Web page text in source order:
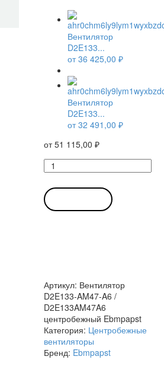
Вентилятор
D2E133...
от36 425,00 ₽
Вентилятор
D2E133...
от32 491,00 ₽
от51 115,00 ₽
Количество
товара
Вентилятор
D2E133-
AM47-
Артикул: Вентилятор
D2E133-AM47-A6 /
D2E133AM47A6
центробежный Ebmpapst
Категория: Центробежные
вентиляторы
Бренд: Ebmpapst